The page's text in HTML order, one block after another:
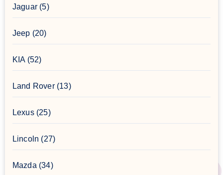
Jaguar(5)
Jeep (20)
KIA(52)
Land Rover(13)
Lexus(25)
Lincoln (27)
Mazda (34)